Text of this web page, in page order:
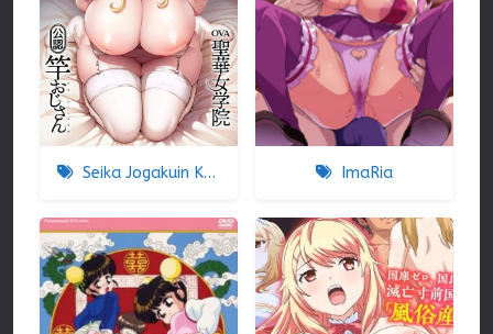
Seika Jogakuin Koutoubu Kounin Sao Oji-san ImaRia